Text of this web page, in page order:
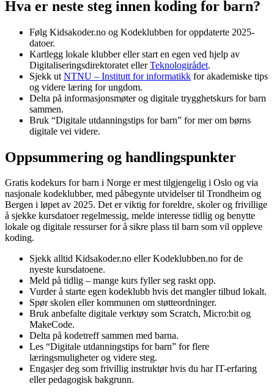
Hva er neste steg innen koding for barn?
Følg Kidsakoder.no og Kodeklubben for oppdaterte 2025-
datoer.
Kartlegg lokale klubber eller start en egen ved hjelp av
Digitaliseringsdirektoratet ellerTeknologirådet.
Sjekk ut NTNU – Institutt for informatikk for akademiske tips
og videre læring for ungdom.
Delta på informasjonsmøter og digitale trygghetskurs for barn
sammen.
Bruk “Digitale utdanningstips for barn” for mer om børns
digitale vei videre.
Oppsummering og handlingspunkter
Gratis kodekurs for barn i Norge er mest tilgjengelig i Oslo og via
nasjonale kodeklubber, med påbegynte utvidelser til Trondheim og
Bergen i løpet av 2025. Det er viktig for foreldre, skoler og frivillige
å sjekke kursdatoer regelmessig, melde interesse tidlig og benytte
lokale og digitale ressurser for å sikre plass til barn som vil oppleve
koding.
Sjekk alltid Kidsakoder.no eller Kodeklubben.no for de
nyeste kursdatoene.
Meld på tidlig – mange kurs fyller seg raskt opp.
Vurder å starte egen kodeklubb hvis det mangler tilbud lokalt.
Spør skolen eller kommunen om støtteordninger.
Bruk anbefalte digitale verktøy som Scratch, Micro:bit og
MakeCode.
Delta på kodetreff sammen med barna.
Les “Digitale utdanningstips for barn” for flere
læringsmuligheter og videre steg.
Engasjer deg som frivillig instruktør hvis du har IT-erfaring
eller pedagogisk bakgrunn.